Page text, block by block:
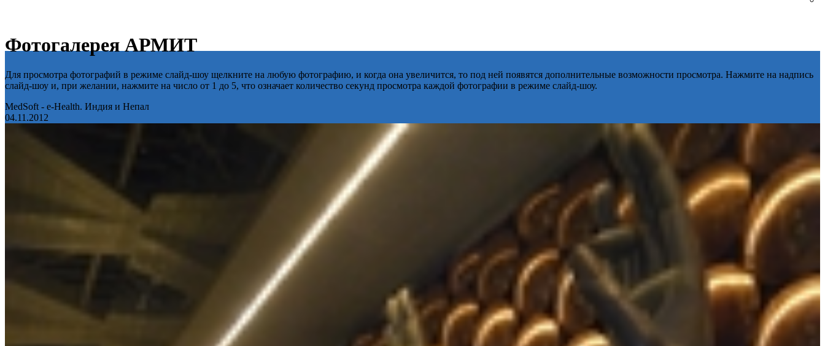
Фотогалерея АРМИТ
Для просмотра фотографий в режиме слайд-шоу щелкните на любую фотографию, и когда она увеличится, то под ней появятся дополнительные возможности просмотра. Нажмите на надпись
слайд-шоу и, при желании, нажмите на число от 1 до 5, что означает количество секунд просмотра каждой фотографии в режиме слайд-шоу.
MedSoft - e-Health. Индия и Непал
04.11.2012